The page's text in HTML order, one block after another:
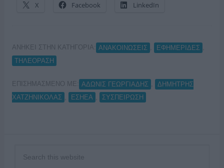
X Facebook LinkedIn
ΑΝΗΚΕΙ ΣΤΗΝ ΚΑΤΗΓΟΡΙΑ: ΑΝΑΚΟΙΝΩΣΕΙΣ ΕΦΗΜΕΡΙΔΕΣ
ΤΗΛΕΟΡΑΣΗ
ΕΠΙΣΗΜΑΣΜΕΝΟ ΜΕ: ΑΔΩΝΙΣ ΓΕΩΡΓΙΑΔΗΣ
ΔΗΜΗΤΡΗΣ
ΧΑΤΖΗΝΙΚΟΛΑΣ
ΕΣΗΕΑ ΣΥΣΠΕΙΡΩΣΗ